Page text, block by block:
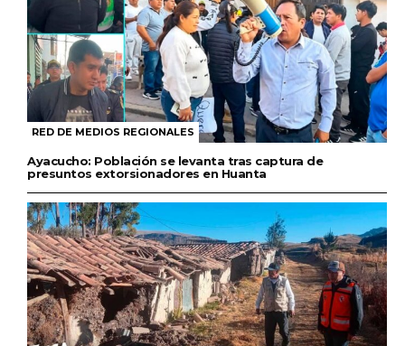
RED DE MEDIOS REGIONALES
Ayacucho: Población se levanta tras captura de
presuntos extorsionadores en Huanta